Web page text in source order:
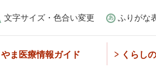
文字サイズ・色合い変更 ふりがな
やま医療情報ガイド くらし